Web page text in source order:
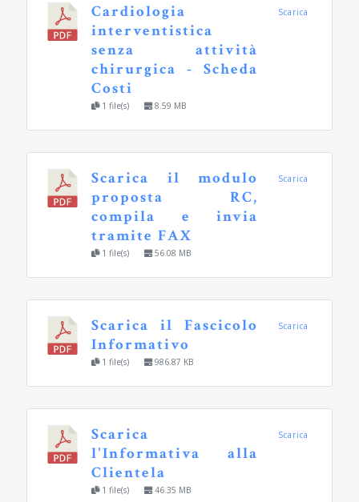
Cardiologia
interventistica
senza attività
chirurgica - Scheda
Costi
1 file(s) 8.59 MB
Scarica
Scarica il modulo
proposta RC,
compila e invia
tramite FAX
1 file(s) 56.08 MB
Scarica
Scarica il Fascicolo
Informativo
1 file(s) 986.87 KB
Scarica
Scarica
l'Informativa alla
Clientela
1 file(s) 46.35 MB
Scarica